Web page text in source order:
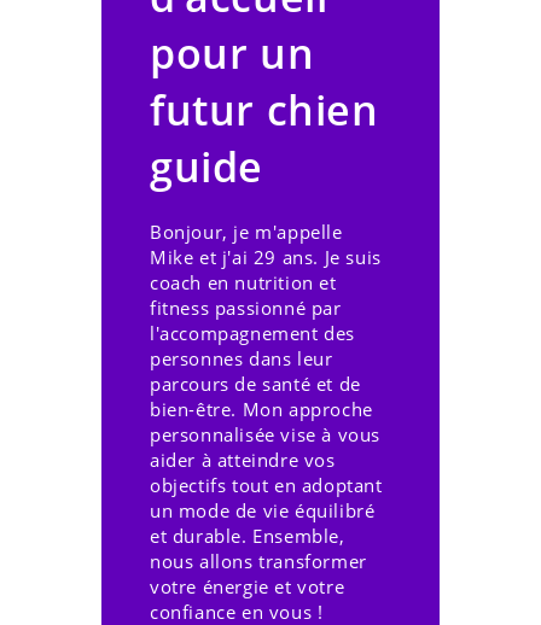
pour un
futur chien
guide
Bonjour, je m'appelle
Mike et j'ai 29 ans. Je suis
coach en nutrition et
fitness passionné par
l'accompagnement des
personnes dans leur
parcours de santé et de
bien-être. Mon approche
personnalisée vise à vous
aider à atteindre vos
objectifs tout en adoptant
un mode de vie équilibré
et durable. Ensemble,
nous allons transformer
votre énergie et votre
confiance en vous !